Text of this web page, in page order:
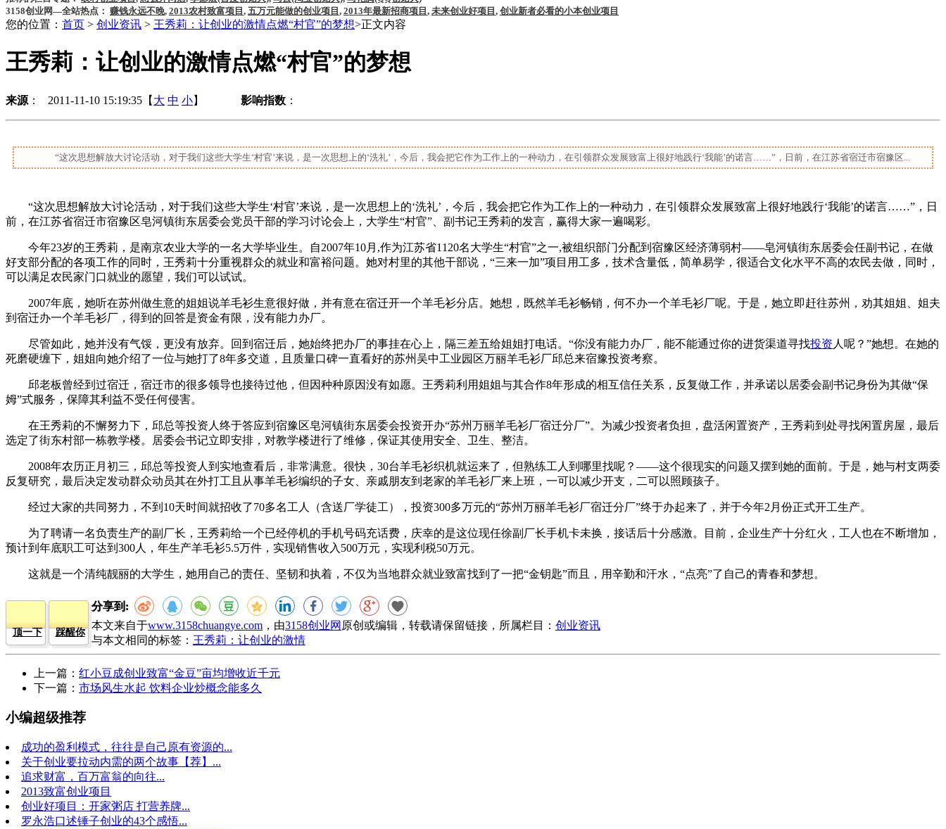
3158创业网—全站热点： 赚钱永远不晚, 2013农村致富项目 , 五万元能做的创业项目 , 2013年最新招商项目 , 未来创业好项目 , 创业新者必看的小本创业项目
您的位置： 首页 > 创业资讯 > 王秀莉：让创业的激情点燃“村官”的梦想>正文内容
王秀莉：让创业的激情点燃“村官”的梦想
来源 ： 2011-11-10 15:19:35【 大 中 小】 影响指数 ：
“这次思想解放大讨论活动，对于我们这些大学生‘村官’来说，是一次思想上的‘洗礼’，今后，我会把它作为工作上的一种动力，在引领群众发展致富上很好地践行‘我能’的诺言……”，日前，在江苏省宿迁市宿豫区...
“这次思想解放大讨论活动，对于我们这些大学生‘村官’来说，是一次思想上的‘洗礼’，今后，我会把它作为工作上的一种动力，在引领群众发展致富上很好地践行‘我能’的诺言……”，日
前，在江苏省宿迁市宿豫区皂河镇街东居委会党员干部的学习讨论会上，大学生“村官”、副书记王秀莉的发言，赢得大家一遍喝彩。
今年23岁的王秀莉，是南京农业大学的一名大学毕业生。自2007年10月,作为江苏省1120名大学生“村官”之一,被组织部门分配到宿豫区经济薄弱村——皂河镇街东居委会任副书记，在做
好支部分配的各项工作的同时，王秀莉十分重视群众的就业和富裕问题。她对村里的其他干部说，“三来一加”项目用工多，技术含量低，简单易学，很适合文化水平不高的农民去做，同时，
可以满足农民家门口就业的愿望，我们可以试试。
2007年底，她听在苏州做生意的姐姐说羊毛衫生意很好做，并有意在宿迁开一个羊毛衫分店。她想，既然羊毛衫畅销，何不办一个羊毛衫厂呢。于是，她立即赶往苏州，劝其姐姐、姐夫
到宿迁办一个羊毛衫厂，得到的回答是资金有限，没有能力办厂。
尽管如此，她并没有气馁，更没有放弃。回到宿迁后，她始终把办厂的事挂在心上，隔三差五给姐姐打电话。“你没有能力办厂，能不能通过你的进货渠道寻找投资 人呢？”她想。在她的
死磨硬缠下，姐姐向她介绍了一位与她打了8年多交道，且质量口碑一直看好的苏州吴中工业园区万丽羊毛衫厂邱总来宿豫投资考察。
邱老板曾经到过宿迁，宿迁市的很多领导也接待过他，但因种种原因没有如愿。王秀莉利用姐姐与其合作8年形成的相互信任关系，反复做工作，并承诺以居委会副书记身份为其做“保
姆”式服务，保障其利益不受任何侵害。
在王秀莉的不懈努力下，邱总等投资人终于答应到宿豫区皂河镇街东居委会投资开办“苏州万丽羊毛衫厂宿迁分厂”。为减少投资者负担，盘活闲置资产，王秀莉到处寻找闲置房屋，最后
选定了街东村部一栋教学楼。居委会书记立即安排，对教学楼进行了维修，保证其使用安全、卫生、整洁。
2008年农历正月初三，邱总等投资人到实地查看后，非常满意。很快，30台羊毛衫织机就运来了，但熟练工人到哪里找呢？——这个很现实的问题又摆到她的面前。于是，她与村支两委
反复研究，最后决定发动群众动员其在外打工且从事羊毛衫编织的子女、亲戚朋友到老家的羊毛衫厂来上班，一可以减少开支，二可以照顾孩子。
经过大家的共同努力，不到10天时间就招收了70多名工人（含送厂学徒工），投资300多万元的“苏州万丽羊毛衫厂宿迁分厂”终于办起来了，并于今年2月份正式开工生产。
为了聘请一名负责生产的副厂长，王秀莉给一个已经停机的手机号码充话费，庆幸的是这位现任徐副厂长手机卡未换，接话后十分感激。目前，企业生产十分红火，工人也在不断增加，
预计到年底职工可达到300人，年生产羊毛衫5.5万件，实现销售收入500万元，实现利税50万元。
这就是一个清纯靓丽的大学生，她用自己的责任、坚韧和执着，不仅为当地群众就业致富找到了一把“金钥匙”而且，用辛勤和汗水，“点亮”了自己的青春和梦想。
顶一下 踩醒你
分享到:
本文来自于www.3158chuangye.com ，由3158创业网 原创或编辑，转载请保留链接，所属栏目： 创业资讯
与本文相同的标签： 王秀莉：让创业的激情
上一篇： 红小豆成创业致富“金豆”亩均增收近千元
下一篇： 市场风生水起 饮料企业炒概念能多久
小编超级推荐
成功的盈利模式，往往是自己原有资源的...
关于创业要拉动内需的两个故事【荐】...
追求财富，百万富翁的向往...
2013致富创业项目
创业好项目：开家粥店 打营养牌...
罗永浩口述锤子创业的43个感悟...